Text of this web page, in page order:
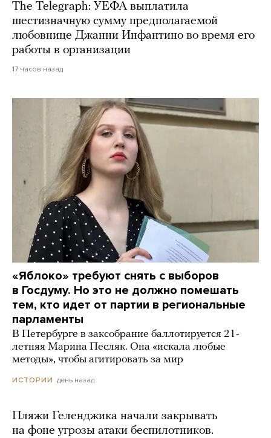
The Telegraph: УЕФА выплатила
шестизначную сумму предполагаемой
любовнице Джанни Инфантино во время его
работы в организации
17 часов назад
«Яблоко» требуют снять с выборов
в Госдуму. Но это не должно помешать
тем, кто идет от партии в региональные
парламенты
В Петербурге в заксобрание баллотируется 21-
летняя Марина Песляк. Она «искала любые
методы», чтобы агитировать за мир
ИСТОРИИ день назад
Пляжи Геленджика начали закрывать
на фоне угрозы атаки беспилотников.